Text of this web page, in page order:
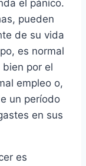
el pánico.
pueden
de su vida
es normal
por el
empleo o,
un período
en sus
es